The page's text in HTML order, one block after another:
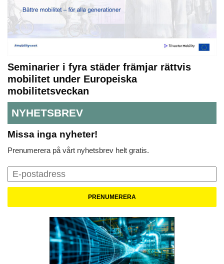
Seminarier i fyra städer främjar rättvis
mobilitet under Europeiska
mobilitetsveckan
NYHETSBREV
Missa inga nyheter!
Prenumerera på vårt nyhetsbrev helt gratis.